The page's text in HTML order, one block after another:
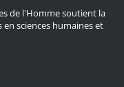
de l'Homme soutient la
sciences humaines et